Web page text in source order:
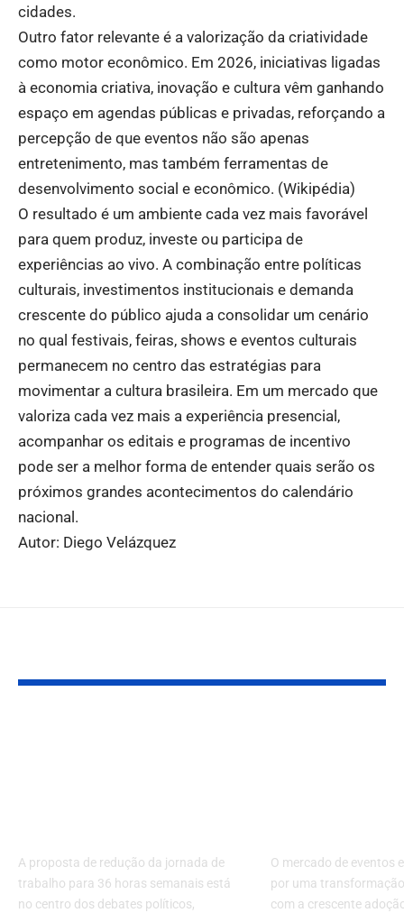
cidades.
Outro fator relevante é a valorização da criatividade
como motor econômico. Em 2026, iniciativas ligadas
à economia criativa, inovação e cultura vêm ganhando
espaço em agendas públicas e privadas, reforçando a
percepção de que eventos não são apenas
entretenimento, mas também ferramentas de
desenvolvimento social e econômico. (Wikipédia)
O resultado é um ambiente cada vez mais favorável
para quem produz, investe ou participa de
experiências ao vivo. A combinação entre políticas
culturais, investimentos institucionais e demanda
crescente do público ajuda a consolidar um cenário
no qual festivais, feiras, shows e eventos culturais
permanecem no centro das estratégias para
movimentar a cultura brasileira. Em um mercado que
valoriza cada vez mais a experiência presencial,
acompanhar os editais e programas de incentivo
pode ser a melhor forma de entender quais serão os
próximos grandes acontecimentos do calendário
nacional.
Autor: Diego Velázquez
A proposta de redução da jornada de
trabalho para 36 horas semanais está
no centro dos debates políticos,
O mercado de eventos
por uma
com a crescente